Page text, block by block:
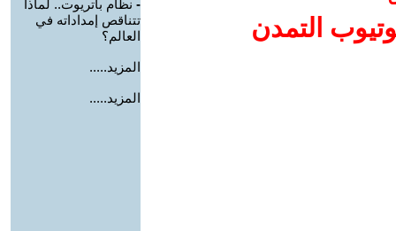
التمدن
- نظام باتريوت.. لماذا
تتناقص إمداداته في
العالم؟
المزيد.....
المزيد.....